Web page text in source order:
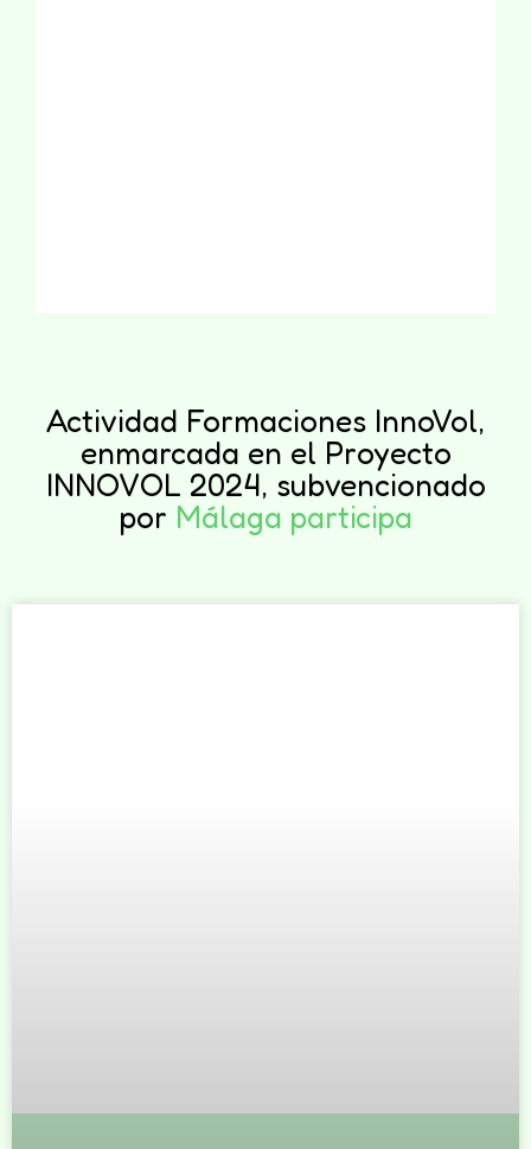
Actividad Formaciones InnoVol,
enmarcada en el Proyecto
INNOVOL 2024, subvencionado
por Málaga participa